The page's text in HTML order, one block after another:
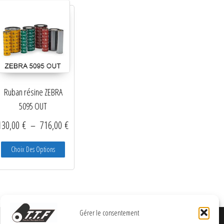
Gérer le consentement
être choisies sur la page du produit
: 50,00 € à 272,00 €
variations. Les options peuvent être choisies sur la page du produit
Ruban résine ZEBRA
5095 OUT
€ – 716,00€Plage de prix : 130,00 € à 716,00 €
Choix Des Options